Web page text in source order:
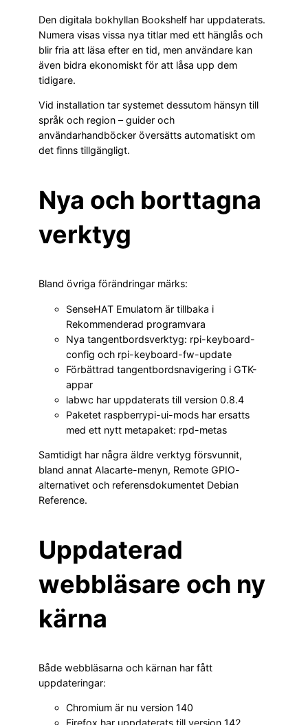
Den digitala bokhyllan Bookshelf har uppdaterats.
Numera visas vissa nya titlar med ett hänglås och
blir fria att läsa efter en tid, men användare kan
även bidra ekonomiskt för att låsa upp dem
tidigare.
Vid installation tar systemet dessutom hänsyn till
språk och region – guider och
användarhandböcker översätts automatiskt om
det finns tillgängligt.
Nya och borttagna
verktyg
Bland övriga förändringar märks:
SenseHAT Emulatorn är tillbaka i
Rekommenderad programvara
Nya tangentbordsverktyg: rpi-keyboard-
config och rpi-keyboard-fw-update
Förbättrad tangentbordsnavigering i GTK-
appar
labwc har uppdaterats till version 0.8.4
Paketet raspberrypi-ui-mods har ersatts
med ett nytt metapaket: rpd-metas
Samtidigt har några äldre verktyg försvunnit,
bland annat Alacarte-menyn, Remote GPIO-
alternativet och referensdokumentet Debian
Reference.
Uppdaterad
webbläsare och ny
kärna
Både webbläsarna och kärnan har fått
uppdateringar:
Chromium är nu version 140